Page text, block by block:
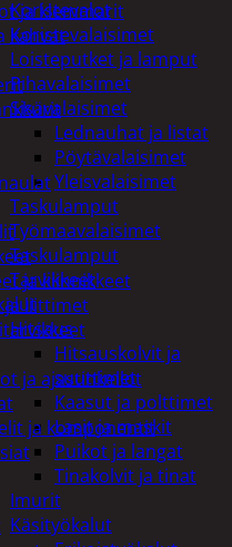
Koristevalot
Koristevalaisimet
Loisteputket ja lamput
Pihavalaisimet
Sisävalaisimet
Lednauhat ja listat
Pöytävalaisimet
Yleisvalaisimet
Taskulamput
Työmaavalaisimet
Taskulamput
Tarvikkeet
Hitsaus
Hitsauskolvit ja
suuttimet
Kaasut ja polttimet
Lasit ja maskit
Puikot ja langat
Tinakolvit ja tinat
Imurit
Käsityökalut
ja klemmarit
kahvat
ja kiinnikkeet
ja liittimet
ja ajastinkellot
ja komponentit